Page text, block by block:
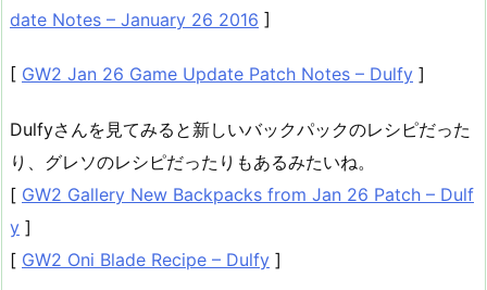
date Notes – January 26 2016 ]
[ GW2 Jan 26 Game Update Patch Notes – Dulfy ]
Dulfyさんを見てみると新しいバックパックのレシピだった
り、グレソのレシピだったりもあるみたいね。
[ GW2 Gallery New Backpacks from Jan 26 Patch – Dulf
y ]
[ GW2 Oni Blade Recipe – Dulfy ]